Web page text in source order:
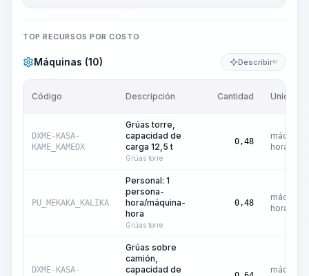
TOP RECURSOS POR COSTO
Máquinas (10) DescribirKI
Código Descripción Cantidad Unidad
DXME-KASA-
KAME_KAMEDX
Grúas torre,
capacidad de
carga 12,5 t
Grúas torre
0,48
máquina-
hora
PU_MEKAKA_KALIKA
Personal: 1
persona-
hora/máquina-
hora
Grúas torre
0,48
máquina-
hora
DXME-KASA-
Grúas sobre
camión,
capacidad de
máquina-